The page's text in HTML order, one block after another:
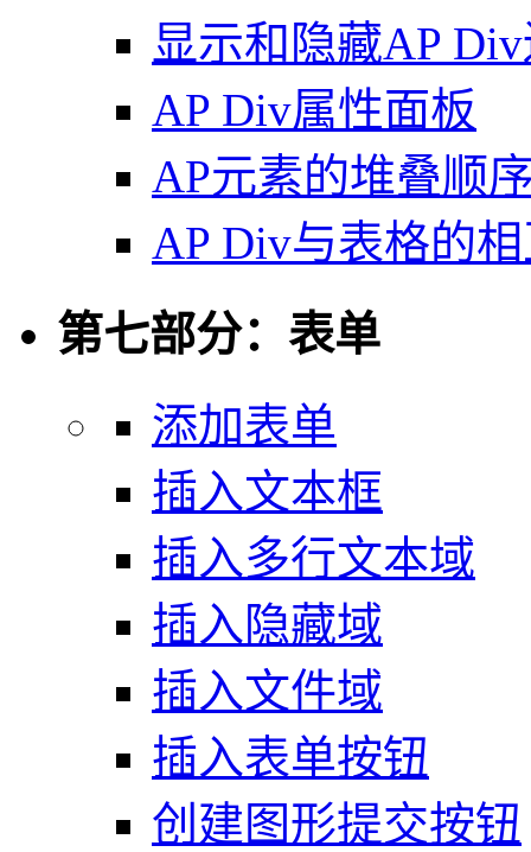
显示和隐藏AP
AP Div属性面板
AP元素的堆叠顺
AP Div与表格的
第七部分：表单
添加表单
插入文本框
插入多行文本域
插入隐藏域
插入文件域
插入表单按钮
创建图形提交按钮